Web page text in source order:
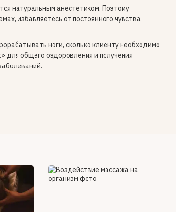
натуральным анестетиком. Поэтому
избавляетесь от постоянного чувства
ноги, сколько клиенту необходимо
для общего оздоровления и получения